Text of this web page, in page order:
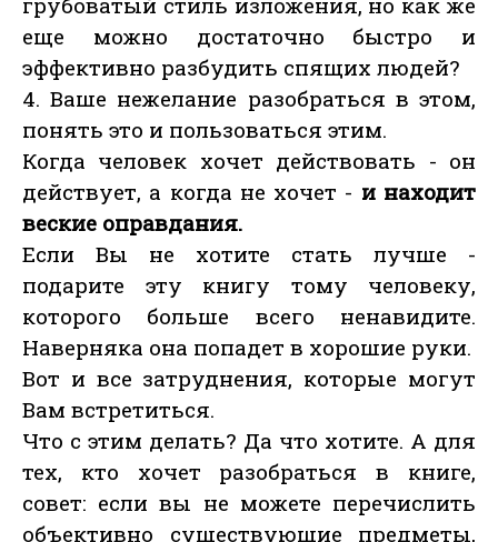
еще можно достаточно быстро и
эффективно разбудить спящих людей?
4. Ваше нежелание разобраться в этом,
понять это и пользоваться этим.
Когда человек хочет действовать - он
действует, а когда не хочет - и находит
веские оправдания.
Если Вы не хотите стать лучше -
подарите эту книгу тому человеку,
которого больше всего ненавидите.
Наверняка она попадет в хорошие руки.
Вот и все затруднения, которые могут
Вам встретиться.
Что с этим делать? Да что хотите. А для
тех, кто хочет разобраться в книге,
совет: если вы не можете перечислить
объективно существующие предметы,